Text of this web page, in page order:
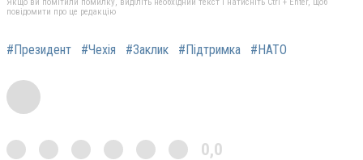
повідомити про це редакцію
#Президент #Чехія #Заклик #Підтримка #НАТО
0,0